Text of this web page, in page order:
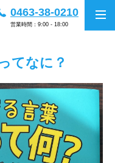
0463-38-0210
営業時間：9:00 - 18:00
てなに？